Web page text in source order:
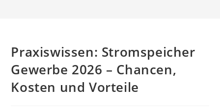
Praxiswissen: Stromspeicher
Gewerbe 2026 – Chancen,
Kosten und Vorteile